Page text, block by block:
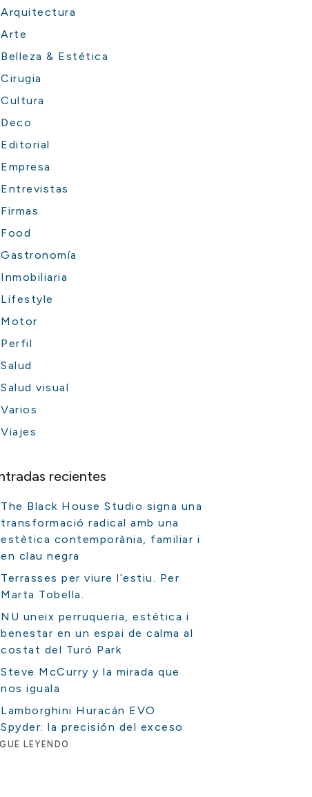
Arquitectura
Arte
Belleza & Estética
Cirugia
Cultura
Deco
Editorial
Empresa
Entrevistas
Firmas
Food
Gastronomía
Inmobiliaria
Lifestyle
Motor
Perfil
Salud
Salud visual
Varios
Viajes
recientes
The Black House Studio signa una
transformació radical amb una
estètica contemporània, familiar i
en clau negra
Terrasses per viure l’estiu. Per
Marta Tobella.
NU uneix perruqueria, estètica i
benestar en un espai de calma al
costat del Turó Park
Steve McCurry y la mirada que
nos iguala
Lamborghini Huracán EVO
Spyder: la precisión del exceso
LEYENDO